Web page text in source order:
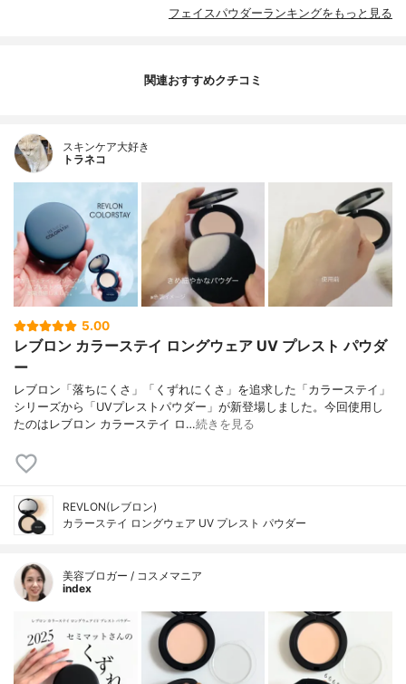
フェイスパウダーランキングをもっと見る
関連おすすめクチコミ
スキンケア大好き
トラネコ
5.00
レブロン カラーステイ ロングウェア UV プレスト パウダ
ー
レブロン「落ちにくさ」「くずれにくさ」を追求した「カラーステイ」
シリーズから「UVプレストパウダー」が新登場しました。今回使用し
たのはレブロン カラーステイ ロ…続きを見る
REVLON(レブロン)
カラーステイ ロングウェア UV プレスト パウダー
美容ブロガー / コスメマニア
index